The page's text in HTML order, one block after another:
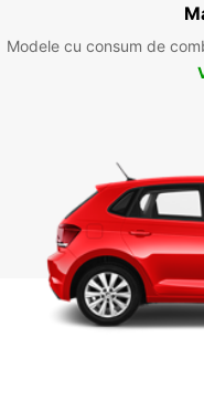
Modele cu consum de